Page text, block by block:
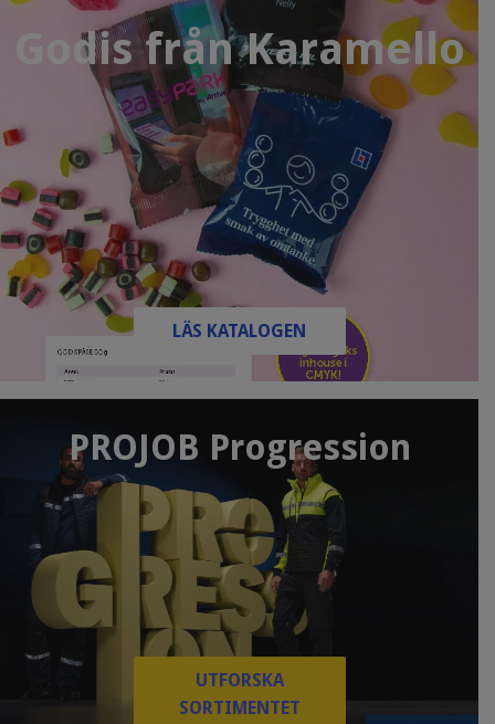
Godis från Karamello
LÄS KATALOGEN
PROJOB Progression
UTFORSKA
SORTIMENTET